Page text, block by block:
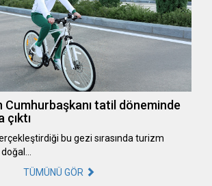
Cumhurbaşkanı tatil döneminde
bu gezi sırasında turizm
TÜMÜNÜ GÖR